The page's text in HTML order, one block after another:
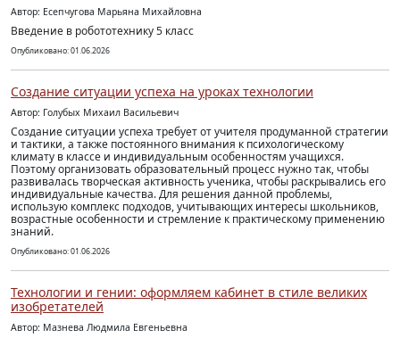
Автор: Есепчугова Марьяна Михайловна
Введение в робототехнику 5 класс
Опубликовано: 01.06.2026
Создание ситуации успеха на уроках технологии
Автор: Голубых Михаил Васильевич
Создание ситуации успеха требует от учителя продуманной стратегии
и тактики, а также постоянного внимания к психологическому
климату в классе и индивидуальным особенностям учащихся.
Поэтому организовать образовательный процесс нужно так, чтобы
развивалась творческая активность ученика, чтобы раскрывались его
индивидуальные качества. Для решения данной проблемы,
использую комплекс подходов, учитывающих интересы школьников,
возрастные особенности и стремление к практическому применению
знаний.
Опубликовано: 01.06.2026
Технологии и гении: оформляем кабинет в стиле великих
изобретателей
Автор: Мазнева Людмила Евгеньевна